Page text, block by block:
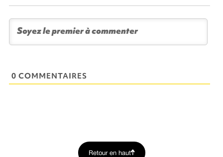
0 COMMENTAIRES
Retour en haut